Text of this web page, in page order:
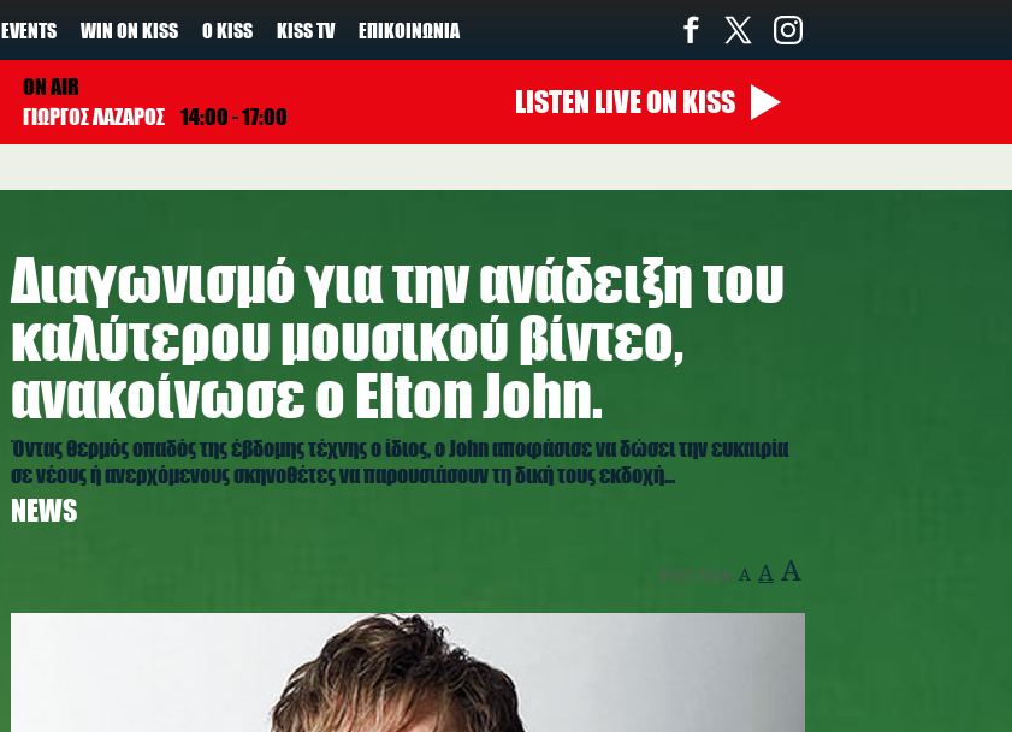
EVENTS WIN ON KISS Ο KISS KISS TV ΕΠΙΚΟΙΝΩΝΊΑ
ON AIR
ΓΙΩΡΓΟΣ ΛΑΖΑΡΟΣ 14:00 - 17:00 LISTEN LIVEON KISS
Διαγωνισμό για την ανάδειξη του
καλύτερου μουσικού βίντεο,
ανακοίνωσε ο Elton John.
Όντας θερμός οπαδός της έβδομης τέχνης ο ίδιος, ο John αποφάσισε να δώσει την ευκαιρία
σε νέους ή ανερχόμενους σκηνοθέτες να παρουσιάσουν τη δική τους εκδοχή...
NEWS
Text Size: A A A
elton-john.jpg